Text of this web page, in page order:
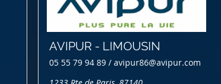
AVIPUR - LIMOUSIN
05 55 79 94 89 / avipur86@avipur.com